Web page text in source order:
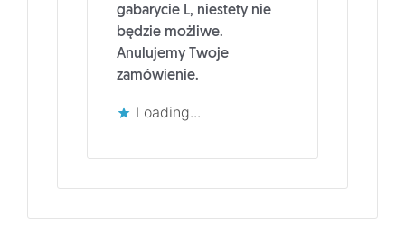
gabarycie L, niestety nie
będzie możliwe.
Anulujemy Twoje
zamówienie.
Loading...